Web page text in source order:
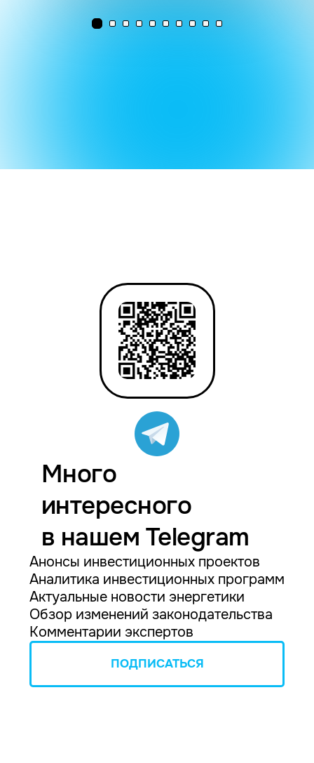
Много
интересного
в нашем Telegram
Анонсы инвестиционных проектов
Аналитика инвестиционных программ
Актуальные новости энергетики
Обзор изменений законодательства
Комментарии экспертов
ПОДПИСАТЬСЯ